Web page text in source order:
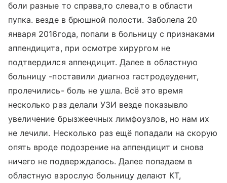
боли разные то справа,то слева,то в области
пупка. везде в брюшной полости. Заболела 20
января 2016года, попали в больницу с признаками
аппендицита, при осмотре хирургом не
подтвердился аппендицит. Далее в областную
больницу -поставили диагноз гастродеуденит,
пролечились- боль не ушла. Всё это время
несколько раз делали УЗИ везде показывло
увеличение брызжеечных лимфоузлов, но нам их
не лечили. Несколько раз ещё попадали на скорую
опять вроде подозрение на аппендицит и снова
ничего не подверждалось. Далее попадаем в
областную взрослую больницу делают КТ,